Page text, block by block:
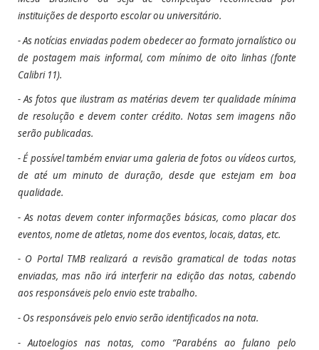
instituições de desporto escolar ou universitário.
- As notícias enviadas podem obedecer ao formato jornalístico ou
de postagem mais informal, com mínimo de oito linhas (fonte
Calibri 11).
- As fotos que ilustram as matérias devem ter qualidade mínima
de resolução e devem conter crédito. Notas sem imagens não
serão publicadas.
- É possível também enviar uma galeria de fotos ou vídeos curtos,
de até um minuto de duração, desde que estejam em boa
qualidade.
- As notas devem conter informações básicas, como placar dos
eventos, nome de atletas, nome dos eventos, locais, datas, etc.
- O Portal TMB realizará a revisão gramatical de todas notas
enviadas, mas não irá interferir na edição das notas, cabendo
aos responsáveis pelo envio este trabalho.
- Os responsáveis pelo envio serão identificados na nota.
- Autoelogios nas notas, como “Parabéns ao fulano pelo